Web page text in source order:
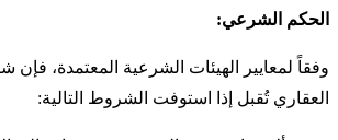
الحكم الشرعي:
وفقاً لمعايير الهيئات الشرعية المعتمدة، فإن
العقاري تُقبل إذا استوفت الشروط التالية: